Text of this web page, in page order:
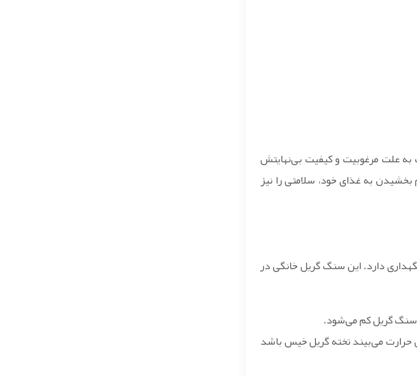
علت مرغوبیت و کیفیت بی‌نهایتش
بخشیدن به غذای خود، سلامتی را نیز
دارد. این سنگ گریل خانگی در
سنگ گریل کم می‌شود.
حرارت می‌بیند تخته گریل خیس باشد